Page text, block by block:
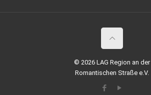
© 2026 LAG Region an der
Romantischen Straße e.V.